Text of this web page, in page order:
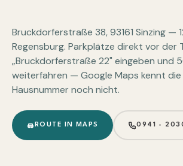
Bruckdorferstraße 38, 93161 Sinzing —
Regensburg. Parkplätze direkt vor der
„Bruckdorferstraße 22" eingeben und
weiterfahren — Google Maps kennt die
Hausnummer noch nicht.
ROUTE IN MAPS 0941 -